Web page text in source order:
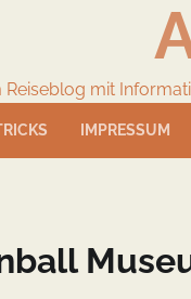
mit
IMPRESSUM